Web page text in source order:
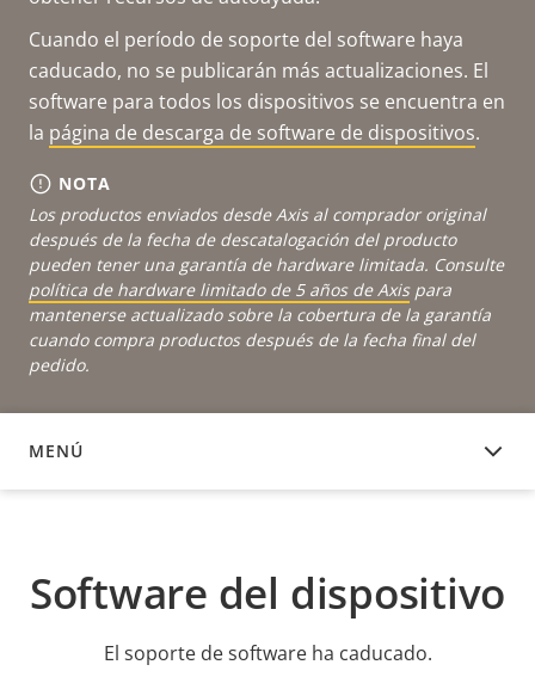
Cuando el período de soporte del software haya
caducado, no se publicarán más actualizaciones. El
software para todos los dispositivos se encuentra en
la página de descarga de software de dispositivos.
NOTA
Los productos enviados desde Axis al comprador original
después de la fecha de descatalogación del producto
pueden tener una garantía de hardware limitada. Consulte
política de hardware limitado de 5 años de Axispara
mantenerse actualizado sobre la cobertura de la garantía
cuando compra productos después de la fecha final del
pedido.
MENÚ
SOFTWARE DEL DISPOSITIVO
Software del dispositivo
El soporte de software ha caducado.